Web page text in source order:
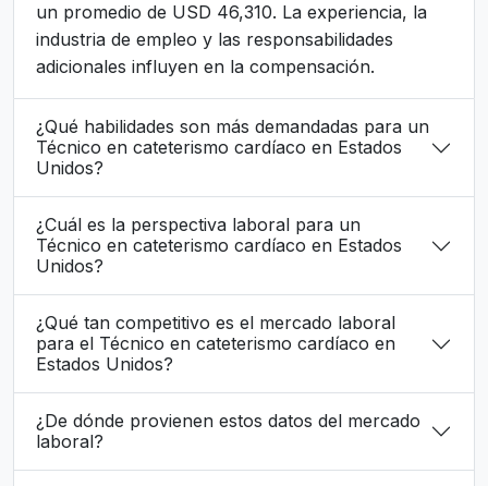
un promedio de USD 46,310. La experiencia, la
industria de empleo y las responsabilidades
adicionales influyen en la compensación.
¿Qué habilidades son más demandadas para un
Técnico en cateterismo cardíaco en Estados
Unidos?
¿Cuál es la perspectiva laboral para un
Técnico en cateterismo cardíaco en Estados
Unidos?
¿Qué tan competitivo es el mercado laboral
para el Técnico en cateterismo cardíaco en
Estados Unidos?
¿De dónde provienen estos datos del mercado
laboral?